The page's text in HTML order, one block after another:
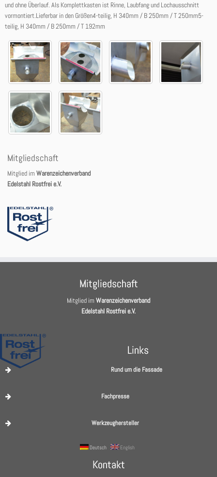
und ohne Überlauf. Als Komplettkasten ist Rinne, Laubfang und Lochausschnitt
vormontiert.Lieferbar in den Größen4-teilig, H 340mm / B 250mm / T 250mm5-
teilig, H 340mm / B 250mm / T 192mm
Mitgliedschaft
Mitglied im Warenzeichenverband
Edelstahl Rostfrei e.V.
Mitgliedschaft
Mitglied im Warenzeichenverband
Edelstahl Rostfrei e.V.
Links
Rund um die Fassade
Fachpresse
Werkzeughersteller
Deutsch English
Kontakt